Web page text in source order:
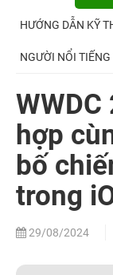
HƯỚNG DẪN KỸ
NGƯỜI NỔI
hợp
bố
trong
29/08/2024